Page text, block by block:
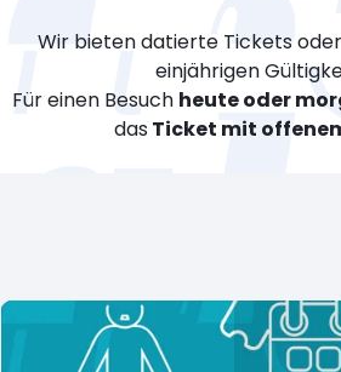
Preise an den Kassen
Wir bieten datierte Tickets
einjährigen
Für einen Besuch heute oder
das Ticket mit